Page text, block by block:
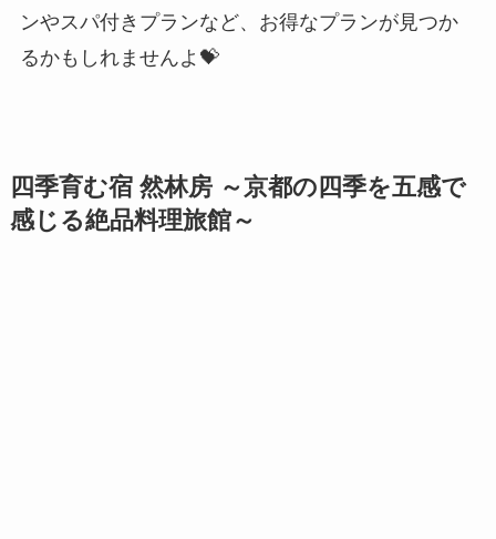
ンやスパ付きプランなど、お得なプランが見つか
るかもしれませんよ💝
四季育む宿 然林房 ～京都の四季を五感で
感じる絶品料理旅館～